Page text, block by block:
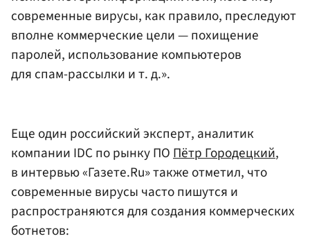
современные вирусы, как правило, преследуют
вполне коммерческие цели — похищение
паролей, использование компьютеров
для спам-рассылки и т. д.».
Еще один российский эксперт, аналитик
компании IDC по рынку ПОПётр Городецкий,
в интервью «Газете.Ru» также отметил, что
современные вирусы часто пишутся и
распространяются для создания коммерческих
ботнетов: